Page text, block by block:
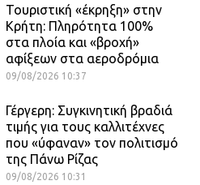
Τουριστική «έκρηξη» στην
Κρήτη: Πληρότητα 100%
στα πλοία και «βροχή»
αφίξεων στα αεροδρόμια
09/08/2026 10:37
Γέργερη: Συγκινητική βραδιά
τιμής για τους καλλιτέχνες
που «ύφαναν» τον πολιτισμό
της Πάνω Ρίζας
09/08/2026 10:31